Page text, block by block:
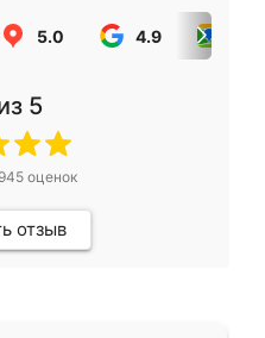
5.0 4.9
5
945оценок
отзыв